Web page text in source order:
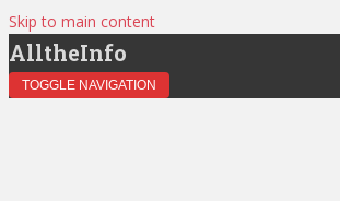
Skip to main content
AlltheInfo
TOGGLE NAVIGATION